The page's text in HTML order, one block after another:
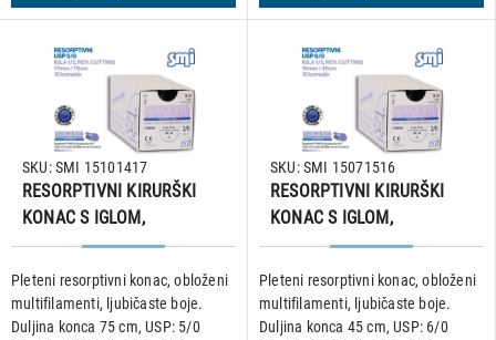
RESORPTIVNI KIRURŠKI
KONAC S IGLOM,
SURGICRYL 910, USP 5/0,
IGLA 1/2, reverse cutting,
17 mm/75 cm, pakiranje od
12 komada
Pleteni resorptivni konac, obloženi
multifilamenti, ljubičaste boje.
Duljina konca 75 cm, USP: 5/0
SKU: SMI 15101417
RESORPTIVNI KIRURŠKI
KONAC S IGLOM,
SURGICRYL 910, USP 6/0,
IGLA 1/2, reverse cutting,
16 mm/45 cm, pakiranje od
12 komada
Pleteni resorptivni konac, obloženi
multifilamenti, ljubičaste boje.
Duljina konca 45 cm, USP: 6/0
SKU: SMI 15071516